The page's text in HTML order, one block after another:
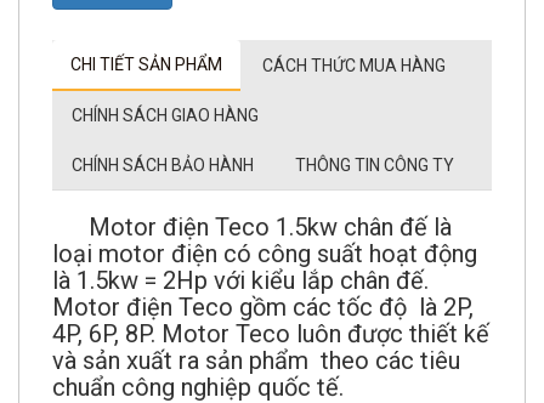
CHI TIẾT SẢN PHẨM CÁCH THỨC MUA HÀNG
CHÍNH SÁCH GIAO HÀNG
CHÍNH SÁCH BẢO HÀNH THÔNG TIN CÔNG TY
Motor điện Teco 1.5kw chân đế là
loại motor điện có công suất hoạt động
là 1.5kw = 2Hp với kiểu lắp chân đế.
Motor điện Teco gồm các tốc độ là 2P,
4P, 6P, 8P. Motor Teco luôn được thiết kế
và sản xuất ra sản phẩm theo các tiêu
chuẩn công nghiệp quốc tế.